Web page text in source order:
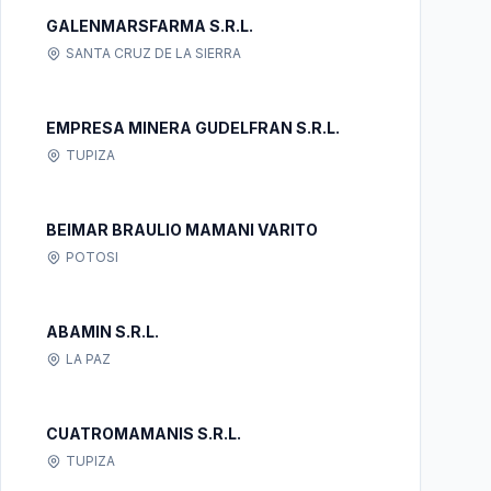
GALENMARSFARMA S.R.L.
SANTA CRUZ DE LA SIERRA
EMPRESA MINERA GUDELFRAN S.R.L.
TUPIZA
BEIMAR BRAULIO MAMANI VARITO
POTOSI
ABAMIN S.R.L.
LA PAZ
CUATROMAMANIS S.R.L.
TUPIZA